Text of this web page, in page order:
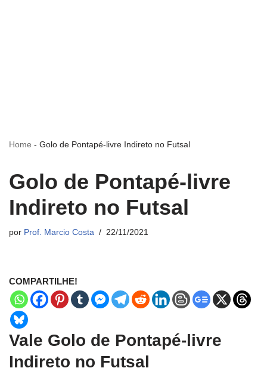
Home - Golo de Pontapé-livre Indireto no Futsal
Golo de Pontapé-livre
Indireto no Futsal
por Prof. Marcio Costa 22/11/2021
COMPARTILHE!
Vale Golo de Pontapé-livre
Indireto no Futsal